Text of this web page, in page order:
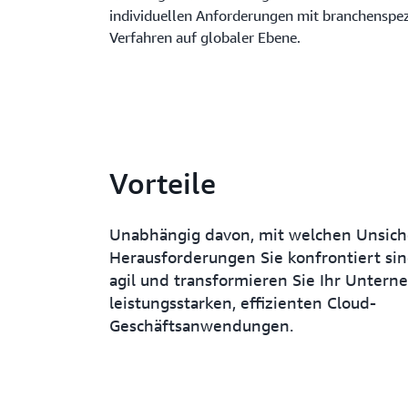
individuellen Anforderungen mit
Verfahren auf globaler Ebene.
Vorteile
Unabhängig davon, mit welchen
Herausforderungen Sie konfrontiert
agil und transformieren Sie Ihr
leistungsstarken, effizienten Cloud-
Geschäftsanwendungen.